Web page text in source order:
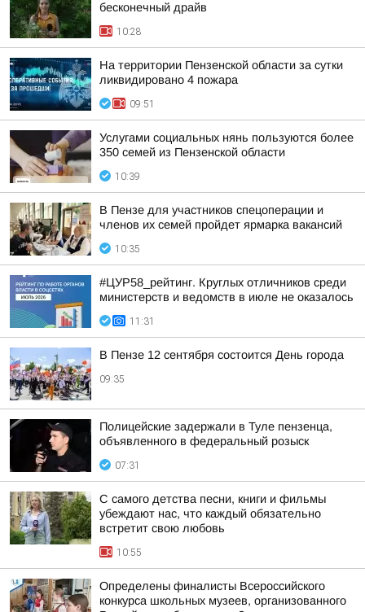
бесконечный драйв
10:28
На территории Пензенской области за сутки
ликвидировано 4 пожара
09:51
Услугами социальных нянь пользуются более
350 семей из Пензенской области
10:39
В Пензе для участников спецоперации и
членов их семей пройдет ярмарка вакансий
10:35
#ЦУР58_рейтинг. Круглых отличников среди
министерств и ведомств в июле не оказалось
11:31
В Пензе 12 сентября состоится День города
09:35
Полицейские задержали в Туле пензенца,
объявленного в федеральный розыск
07:31
С самого детства песни, книги и фильмы
убеждают нас, что каждый обязательно
встретит свою любовь
10:55
Определены финалисты Всероссийского
конкурса школьных музеев, организованного